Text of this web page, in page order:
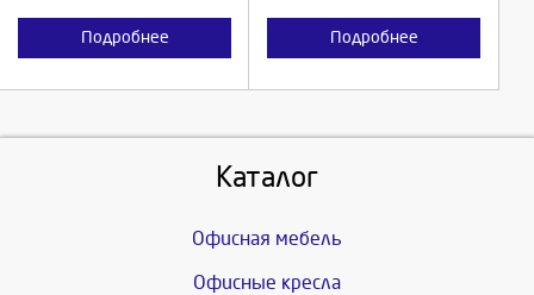
Подробнее Подробнее
Каталог
Офисная мебель
Офисные кресла